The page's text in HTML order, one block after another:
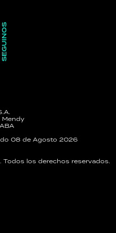
SEGUINOS
Mendy
08 de Agosto 2026
los derechos reservados.